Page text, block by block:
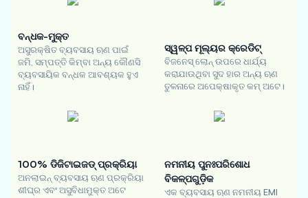
ବନ୍ଧକ-ମୁକ୍ତ
ଅସୁରକ୍ଷିତ ବ୍ୟବସାୟ ଋଣ ପାଇଁ
ଜମି, ସମ୍ପତ୍ତି କିମ୍ବା ଅନ୍ୟ କୌଣସି
ବ୍ୟବସାୟିକ ବନ୍ଧକ ଆବଶ୍ୟକ ହୁଏ
ନାହିଁ।
ସ୍ୱଳ୍ପ ମୂଲ୍ୟର କ୍ରେଡିଟ୍
ବିଜନେସ୍ ଲୋନ୍ ଉପରେ ଧାର୍ଯ୍ୟ
କରାଯାଉଥିବା ସୁଦ ହାର ଅନ୍ୟ ଋଣ
ତୁଳନାରେ ଅପେକ୍ଷାକୃତ କମ୍ ଅଟେ।
100% ଡିଜିଟାଇଜଡ୍ ପ୍ରକ୍ରିୟା
ଅନଲାଇନ୍ ବ୍ୟବସାୟ ଋଣ ପ୍ରକ୍ରିୟା
ଶୀଘ୍ର ଏବଂ ଅସୁବିଧାମୁକ୍ତ ଅଟେ
ନମନୀୟ ପୁନଃପରିଶୋଧ
ବିକଳ୍ପଗୁଡ଼ିକ
ଏକ ବ୍ୟବସାୟ ଋଣ ନମନୀୟ EMI